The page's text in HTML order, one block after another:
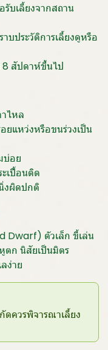
บเลี้ยงจากสถาน
บประวัติการเลี้ยงดูหรือ
8 สัปดาห์ขึ้นไป
ไหล
ยแหว่งหรือขนร่วงเป็น
บ่อย
เปื้อนติด
งผิดปกติ
Dwarf) ตัวเล็ก ขี้เล่น
ก นิสัยเป็นมิตร
ง่าย
ดควรพิจารณาเลี้ยง